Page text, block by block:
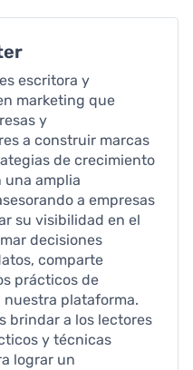
escritora y
marketing que
y
a construir marcas
de crecimiento
una amplia
a empresas
su visibilidad en el
decisiones
comparte
prácticos de
nuestra plataforma.
brindar a los lectores
y técnicas
lograr un